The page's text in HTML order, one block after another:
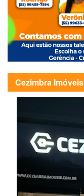
Cezimbra Imóveis